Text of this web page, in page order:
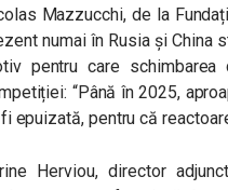
Mazzucchi, de la
numai în Rusia și China
pentru care
“Până în 2025,
epuizată, pentru că
Herviou, director